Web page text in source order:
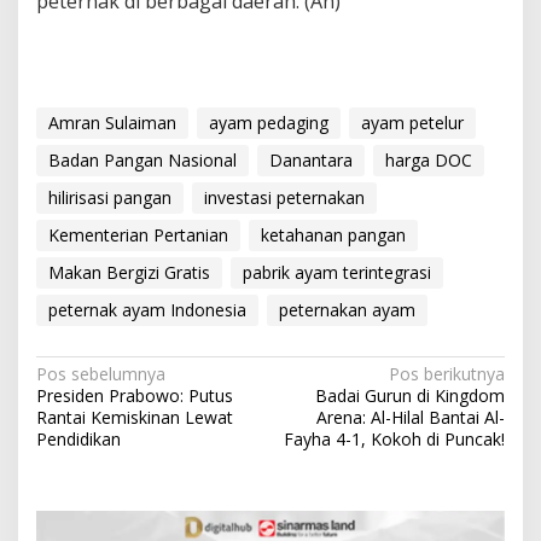
Amran Sulaiman ayam pedaging
ayam petelur
Badan Pangan Nasional
Danantara
harga DOC
hilirisasi pangan
investasi peternakan
Kementerian Pertanian
ketahanan pangan
Makan Bergizi Gratis
pabrik ayam terintegrasi
peternak ayam Indonesia
peternakan ayam
N
a
v
g
Pos sebelumnya
Presiden Prabowo: Putus
Rantai Kemiskinan Lewat
Pendidikan
Pos berikutnya
Badai Gurun di Kingdom
Arena: Al-Hilal Bantai Al-
Fayha 4-1, Kokoh di Puncak!